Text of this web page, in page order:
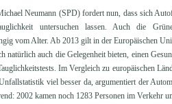
Neumann (SPD) fordert nun, dass sich
untersuchen lassen. Auch die
vom Alter. Ab 2013 gilt in der Europäischen
natürlich auch die Gelegenheit bieten, einen
Im Vergleich zu europäischen
viel besser da, argumentiert der
2002 kamen noch 1283 Personen im Verkehr